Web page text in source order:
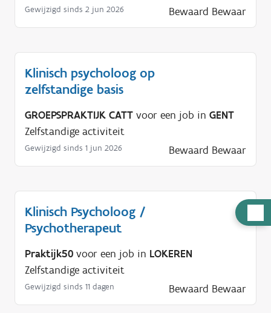
u
o
Gewijzigd sinds 2 jun 2026 Bewaard Bewaar
Klinisch psycholoog op
zelfstandige basis
GROEPSPRAKTIJK CATT voor een job in GENT
Zelfstandige activiteit
Gewijzigd sinds 1 jun 2026 Bewaard Bewaar
Klinisch Psycholoog /
Psychotherapeut
Praktijk50 voor een job in LOKEREN
Zelfstandige activiteit
Gewijzigd sinds 11 dagen Bewaard Bewaar